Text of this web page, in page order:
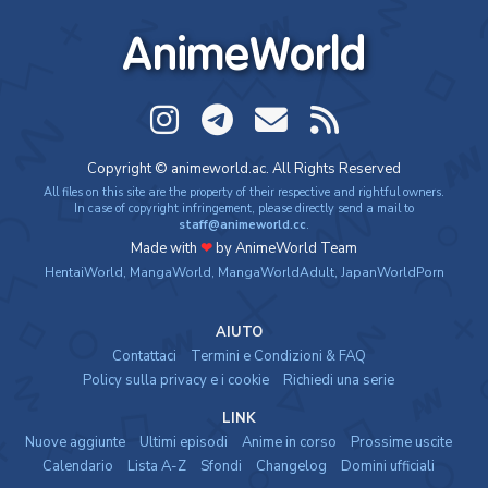
Digimon Adventure: Last Evolution Kizuna
Movie - 2020 - 1h e 34 min/ep
Digimon Adventure (2020)
Anime - 2020 - 24 min/ep
Digimon Ghost Game
Anime - 2021 - 23 min/ep
AnimeWorld
Copyright © animeworld.ac. All Rights Reserved
All files on this site are the property of their respective and rightful owners.
In case of copyright infringement, please directly send a mail to
staff@animeworld.cc.
Made with ❤by AnimeWorld Team
HentaiWorld, MangaWorld, MangaWorldAdult, JapanWorldPorn
AIUTO
Contattaci
Termini e Condizioni & FAQ
Policy sulla privacy e i cookie
Richiedi una serie
LINK
Nuove aggiunte
Ultimi episodi Anime in corso
Prossime uscite
Calendario
Lista A-Z Sfondi Changelog Domini ufficiali